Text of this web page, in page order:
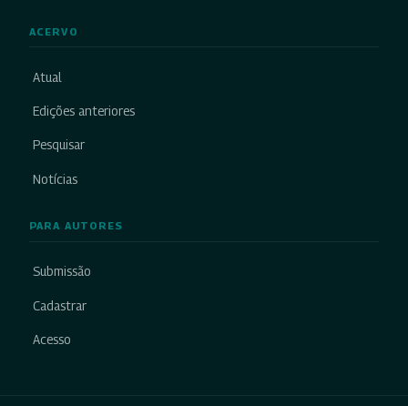
ACERVO
Atual
Edições anteriores
Pesquisar
Notícias
PARA AUTORES
Submissão
Cadastrar
Acesso